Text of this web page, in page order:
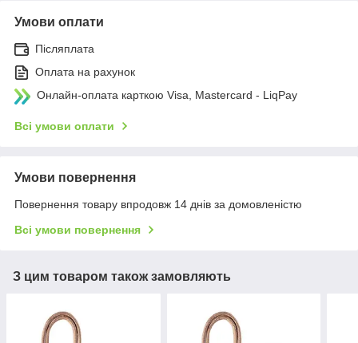
Умови оплати
Післяплата
Оплата на рахунок
Онлайн-оплата карткою Visa, Mastercard - LiqPay
Всі умови оплати
Умови повернення
Повернення товару впродовж 14 днів за домовленістю
Всі умови повернення
З цим товаром також замовляють